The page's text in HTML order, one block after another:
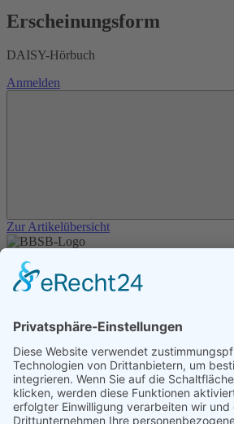
Erscheinungsform
DAISY-Hörbuch
Anmelden
Zur Artikelübersicht
Unser Angebot
Shop
Datenschutz
Kontakt
Transparenzerklärung
BBSB-Inform: täglich